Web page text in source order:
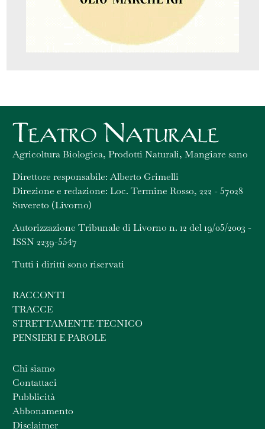
Agricoltura Biologica, Prodotti Naturali, Mangiare sano
Direttore responsabile: Alberto Grimelli
Direzione e redazione: Loc. Termine Rosso, 222 - 57028
Suvereto (Livorno)
Autorizzazione Tribunale di Livorno n. 12 del 19/05/2003 -
ISSN 2239-5547
Tutti i diritti sono riservati
RACCONTI
TRACCE
STRETTAMENTE TECNICO
PENSIERI E PAROLE
Chi siamo
Contattaci
Pubblicità
Abbonamento
Disclaimer